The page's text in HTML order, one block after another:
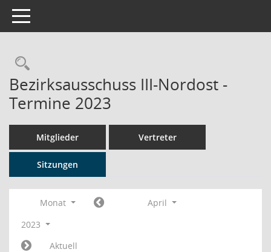
Toggle navigation
Rechercheauswahl
Bezirksausschuss III-Nordost -
Termine 2023
Mitglieder Vertreter
Sitzungen
Monat
April
2023
Aktuell